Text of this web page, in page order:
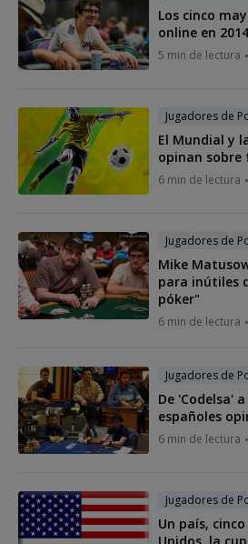
Los cinco
online en 2014
5 min de lectura
Jugadores de
El Mundial y
opinan
6 min de lectura
Jugadores de
Mike
para inútiles
póker"
6 min de lectura
Jugadores de
De 'Codelsa'
españoles
6 min de lectura
Jugadores de
Un país,